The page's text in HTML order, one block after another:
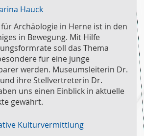
Hauck
Archäologie in Herne ist in den
in Bewegung. Mit Hilfe
soll das Thema
für eine junge
werden. Museumsleiterin Dr.
ihre Stellvertreterin Dr.
uns einen Einblick in aktuelle
gewährt.
Kulturvermittlung